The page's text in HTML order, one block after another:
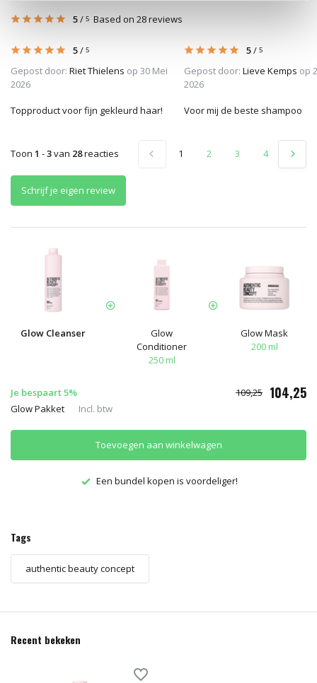
5/ 5 Based on 28 reviews
5/ 5
Gepost door: Riet Thielens op 30 Mei
2026
Topproduct voor fijn gekleurd haar!
5/ 5
Gepost door: Lieve Kemps op
2026
Voor mij de beste shampoo
Toon 1 -3van 28reacties 1 2 3 4 5
Schrijf je eigen review
Glow Cleanser
Glow
Conditioner
250 ml
Glow Mask
200 ml
Je bespaart 5% 109,25 104,25
Glow Pakket Incl. btw
Toevoegen aan winkelwagen
Een bundel kopen is voordeliger!
Tags
authentic beauty concept
Recent bekeken